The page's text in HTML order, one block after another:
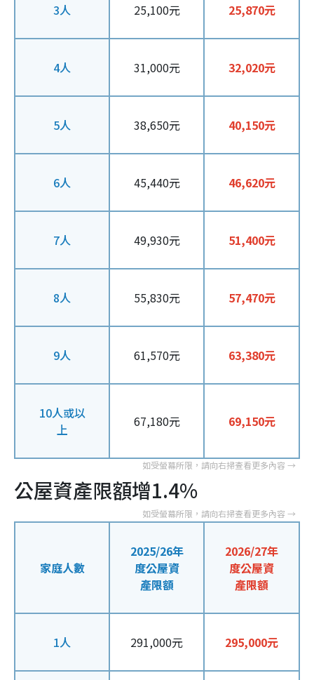
3人 25,100元 25,870元
4人 31,000元 32,020元
5人 38,650元 40,150元
6人 45,440元 46,620元
7人 49,930元 51,400元
8人 55,830元 57,470元
9人 61,570元 63,380元
10人或以
上
67,180元 69,150元
公屋資產限額增1.4%
家庭人數
2025/26年
度公屋資
產限額
2026/27年
度公屋資
產限額
1人 291,000元 295,000元